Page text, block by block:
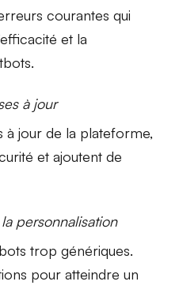
courantes qui
et la
à jour
à jour de la plateforme,
et ajoutent de
personnalisation
trop génériques.
pour atteindre un